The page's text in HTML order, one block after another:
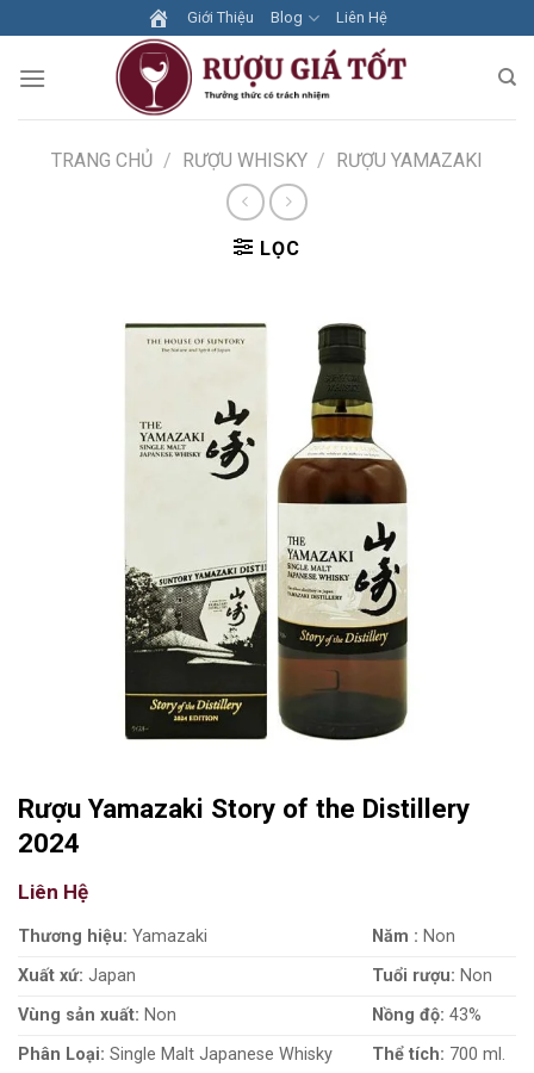
to
content
Giới Thiệu Blog Liên Hệ
TRANG CHỦ / RƯỢU WHISKY / RƯỢU YAMAZAKI
LỌC
Rượu Yamazaki Story of the Distillery
2024
Liên Hệ
Thương hiệu: Yamazaki Năm : Non
Xuất xứ: Japan Tuổi rượu: Non
Vùng sản xuất: Non Nồng độ: 43%
Phân Loại: Single Malt Japanese Whisky Thể tích: 700 ml.